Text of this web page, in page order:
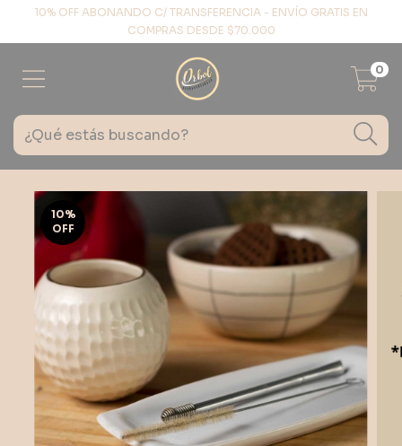
10% OFF ABONANDO C/ TRANSFERENCIA - ENVÍO GRATIS EN
COMPRAS DESDE $70.000
0
10%
OFF